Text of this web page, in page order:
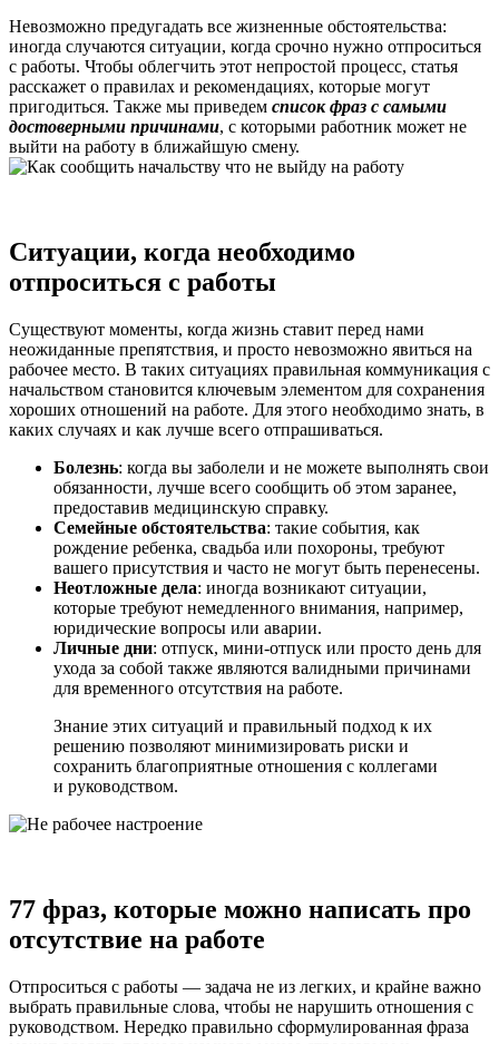
Невозможно предугадать все жизненные обстоятельства:
иногда случаются ситуации, когда срочно нужно отпроситься
с работы. Чтобы облегчить этот непростой процесс, статья
расскажет о правилах и рекомендациях, которые могут
пригодиться. Также мы приведем список фраз с самыми
достоверными причинами, с которыми работник может не
выйти на работу в ближайшую смену.
Ситуации, когда необходимо
отпроситься с работы
Существуют моменты, когда жизнь ставит перед нами
неожиданные препятствия, и просто невозможно явиться на
рабочее место. В таких ситуациях правильная коммуникация с
начальством становится ключевым элементом для сохранения
хороших отношений на работе. Для этого необходимо знать, в
каких случаях и как лучше всего отпрашиваться.
Болезнь: когда вы заболели и не можете выполнять свои
обязанности, лучше всего сообщить об этом заранее,
предоставив медицинскую справку.
Семейные обстоятельства: такие события, как
рождение ребенка, свадьба или похороны, требуют
вашего присутствия и часто не могут быть перенесены.
Неотложные дела: иногда возникают ситуации,
которые требуют немедленного внимания, например,
юридические вопросы или аварии.
Личные дни: отпуск, мини-отпуск или просто день для
ухода за собой также являются валидными причинами
для временного отсутствия на работе.
Знание этих ситуаций и правильный подход к их
решению позволяют минимизировать риски и
сохранить благоприятные отношения с коллегами
и руководством.
77 фраз, которые можно написать про
отсутствие на работе
Отпроситься с работы — задача не из легких, и крайне важно
выбрать правильные слова, чтобы не нарушить отношения с
руководством. Нередко правильно сформулированная фраза